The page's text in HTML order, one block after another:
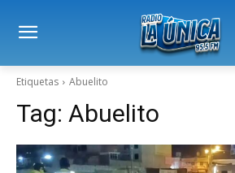
Etiquetas Abuelito
Tag: Abuelito